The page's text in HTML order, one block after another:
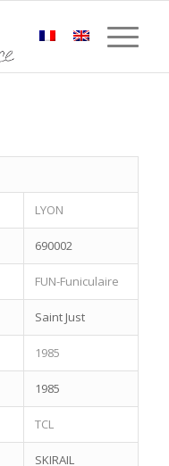
LYON
690002
FUN-Funiculaire
Saint Just
1985
1985
TCL
SKIRAIL